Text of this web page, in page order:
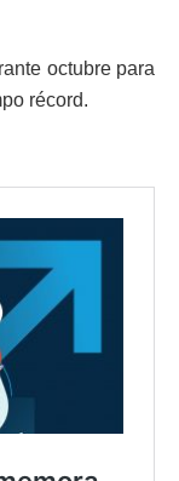
octubre para
récord.